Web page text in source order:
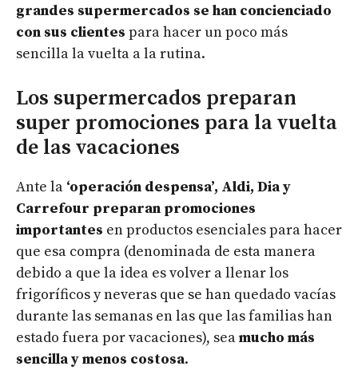
grandes supermercados se han concienciado
con sus clientes para hacer un poco más
sencilla la vuelta a la rutina.
Los supermercados preparan
super promociones para la vuelta
de las vacaciones
Ante la ‘operación despensa’, Aldi, Dia y
Carrefour preparan promociones
importantes en productos esenciales para hacer
que esa compra (denominada de esta manera
debido a que la idea es volver a llenar los
frigoríficos y neveras que se han quedado vacías
durante las semanas en las que las familias han
estado fuera por vacaciones), seamucho más
sencilla y menos costosa.